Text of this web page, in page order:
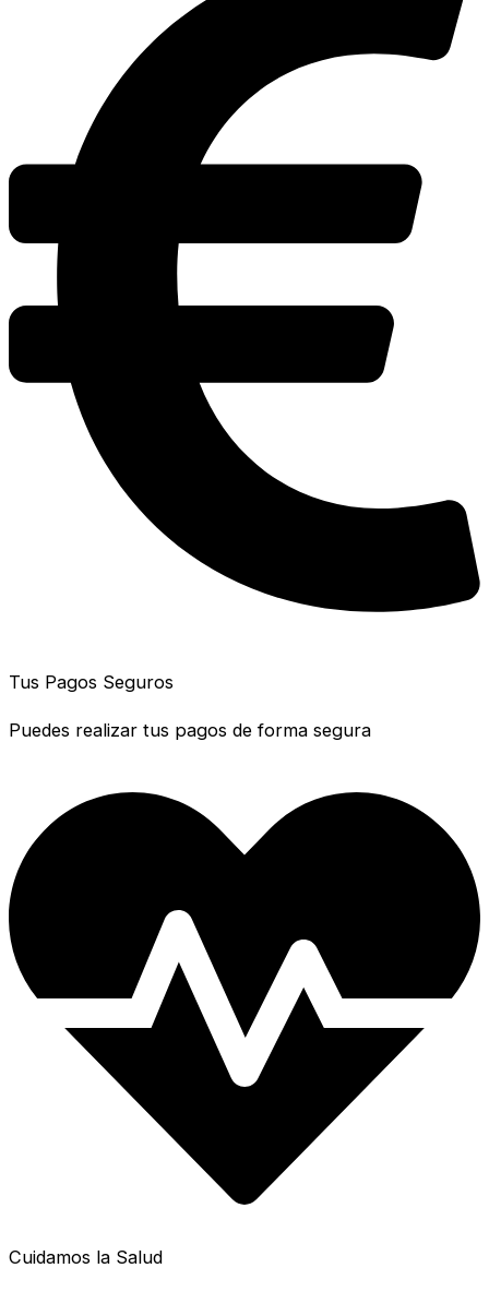
Tus Pagos Seguros
Puedes realizar tus pagos de forma segura
Cuidamos la Salud